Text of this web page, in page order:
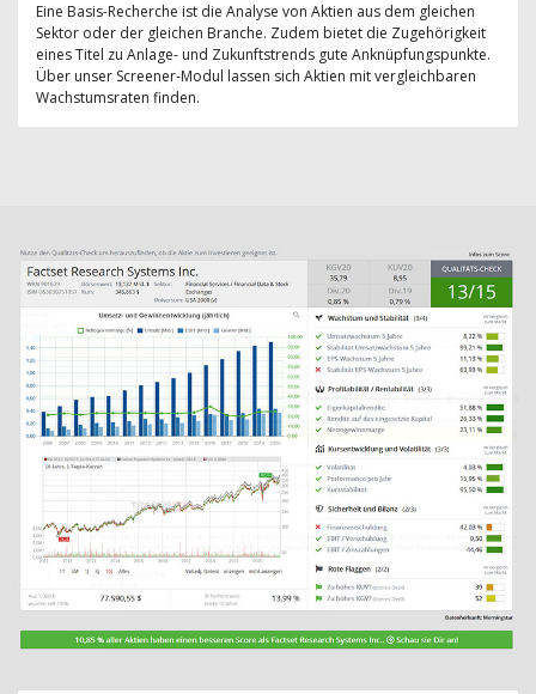
Eine Basis-Recherche ist die Analyse von Aktien aus dem gleichen
Sektor oder der gleichen Branche. Zudem bietet die Zugehörigkeit
eines Titel zu Anlage- und Zukunftstrends gute Anknüpfungspunkte.
Über unser Screener-Modul lassen sich Aktien mit vergleichbaren
Wachstumsraten finden.